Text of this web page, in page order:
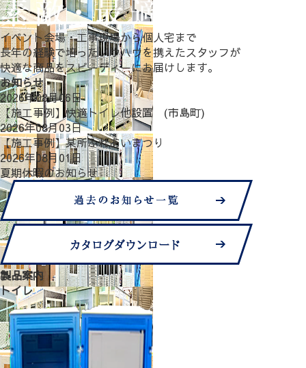
イベント会場・工事現場から個人宅まで
長年の経験で培ったノウハウを携えたスタッフが
快適な商品をスピーディーにお届けします。
お知らせ
2026年08月06日
【施工事例】快適トイレ他設置 (市島町)
2026年08月03日
【施工事例】某所ふれあいまつり
2026年08月01日
夏期休暇のお知らせ
製品案内
トイレ